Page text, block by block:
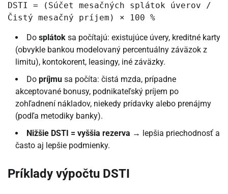
DSTI = (Súčet mesačných splátok úverov /
Čistý mesačný príjem) × 100 %
Do splátok sa počítajú: existujúce úvery, kreditné karty
(obvykle bankou modelovaný percentuálny záväzok z
limitu), kontokorent, leasingy, iné záväzky.
Do príjmu sa počíta: čistá mzda, prípadne
akceptované bonusy, podnikateľský príjem po
zohľadnení nákladov, niekedy prídavky alebo prenájmy
(podľa metodiky banky).
Nižšie DSTI = vyššia rezerva → lepšia priechodnosť a
často aj lepšie podmienky.
Príklady výpočtu DSTI